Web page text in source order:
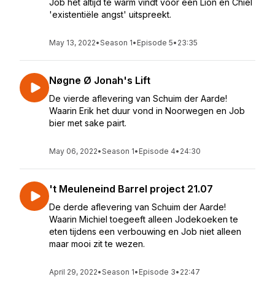
Job het altijd te warm vindt voor een Lion en Chiel
'existentiële angst' uitspreekt.
May 13, 2022•Season 1• Episode 5• 23:35
Nøgne Ø Jonah's Lift
De vierde aflevering van Schuim der Aarde!
Waarin Erik het duur vond in Noorwegen en Job
bier met sake pairt.
May 06, 2022•Season 1• Episode 4• 24:30
't Meuleneind Barrel project 21.07
De derde aflevering van Schuim der Aarde!
Waarin Michiel toegeeft alleen Jodekoeken te
eten tijdens een verbouwing en Job niet alleen
maar mooi zit te wezen.
April 29, 2022•Season 1• Episode 3• 22:47